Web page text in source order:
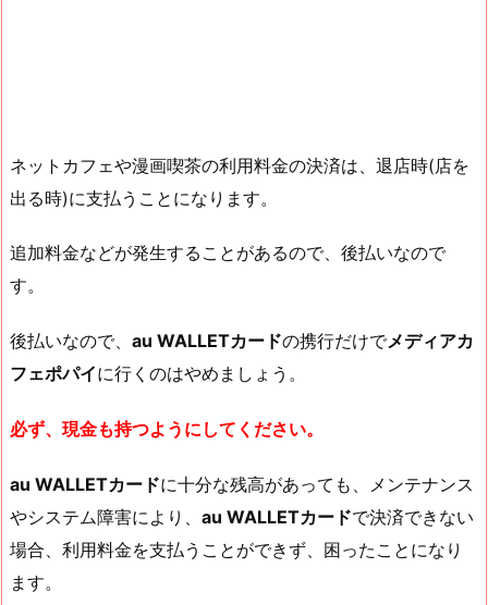
ネットカフェや漫画喫茶の利用料金の決済は、退店時(店を
出る時)に支払うことになります。
追加料金などが発生することがあるので、後払いなので
す。
後払いなので、 au WALLETカードの携行だけでメディアカ
フェポパイに行くのはやめましょう。
必ず、現金も持つようにしてください。
au WALLETカードに十分な残高があっても、メンテナンス
やシステム障害により、 au WALLETカードで決済できない
場合、利用料金を支払うことができず、困ったことになり
ます。